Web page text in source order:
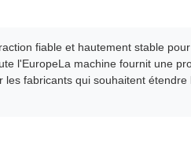
fiable et hautement stable
l'EuropeLa machine fournit une
fabricants qui souhaitent